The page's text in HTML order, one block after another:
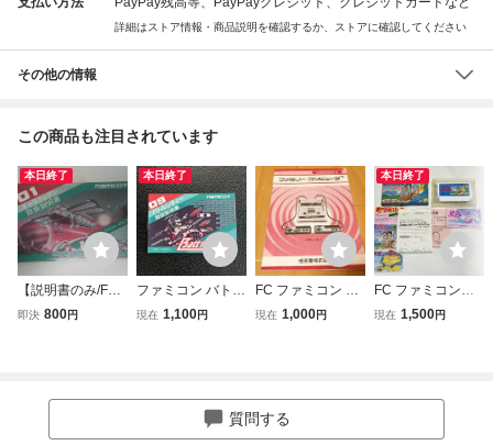
詳細はストア情報・商品説明を確認するか、ストアに確認してください
その他の情報
この商品も注目されています
本日終了
【説明書のみ/FC/
ファミコン】ギャ
即決 800円
本日終了
ファミコン バトル
シティー 取扱説明
ュータ 全9ページ
現在 1,100円
FC ファミコン 初
期型 四角ボタン H
現在 1,000円
本日終了
FC ファミコン
リップルアイラン
現在 1,500円
質問する